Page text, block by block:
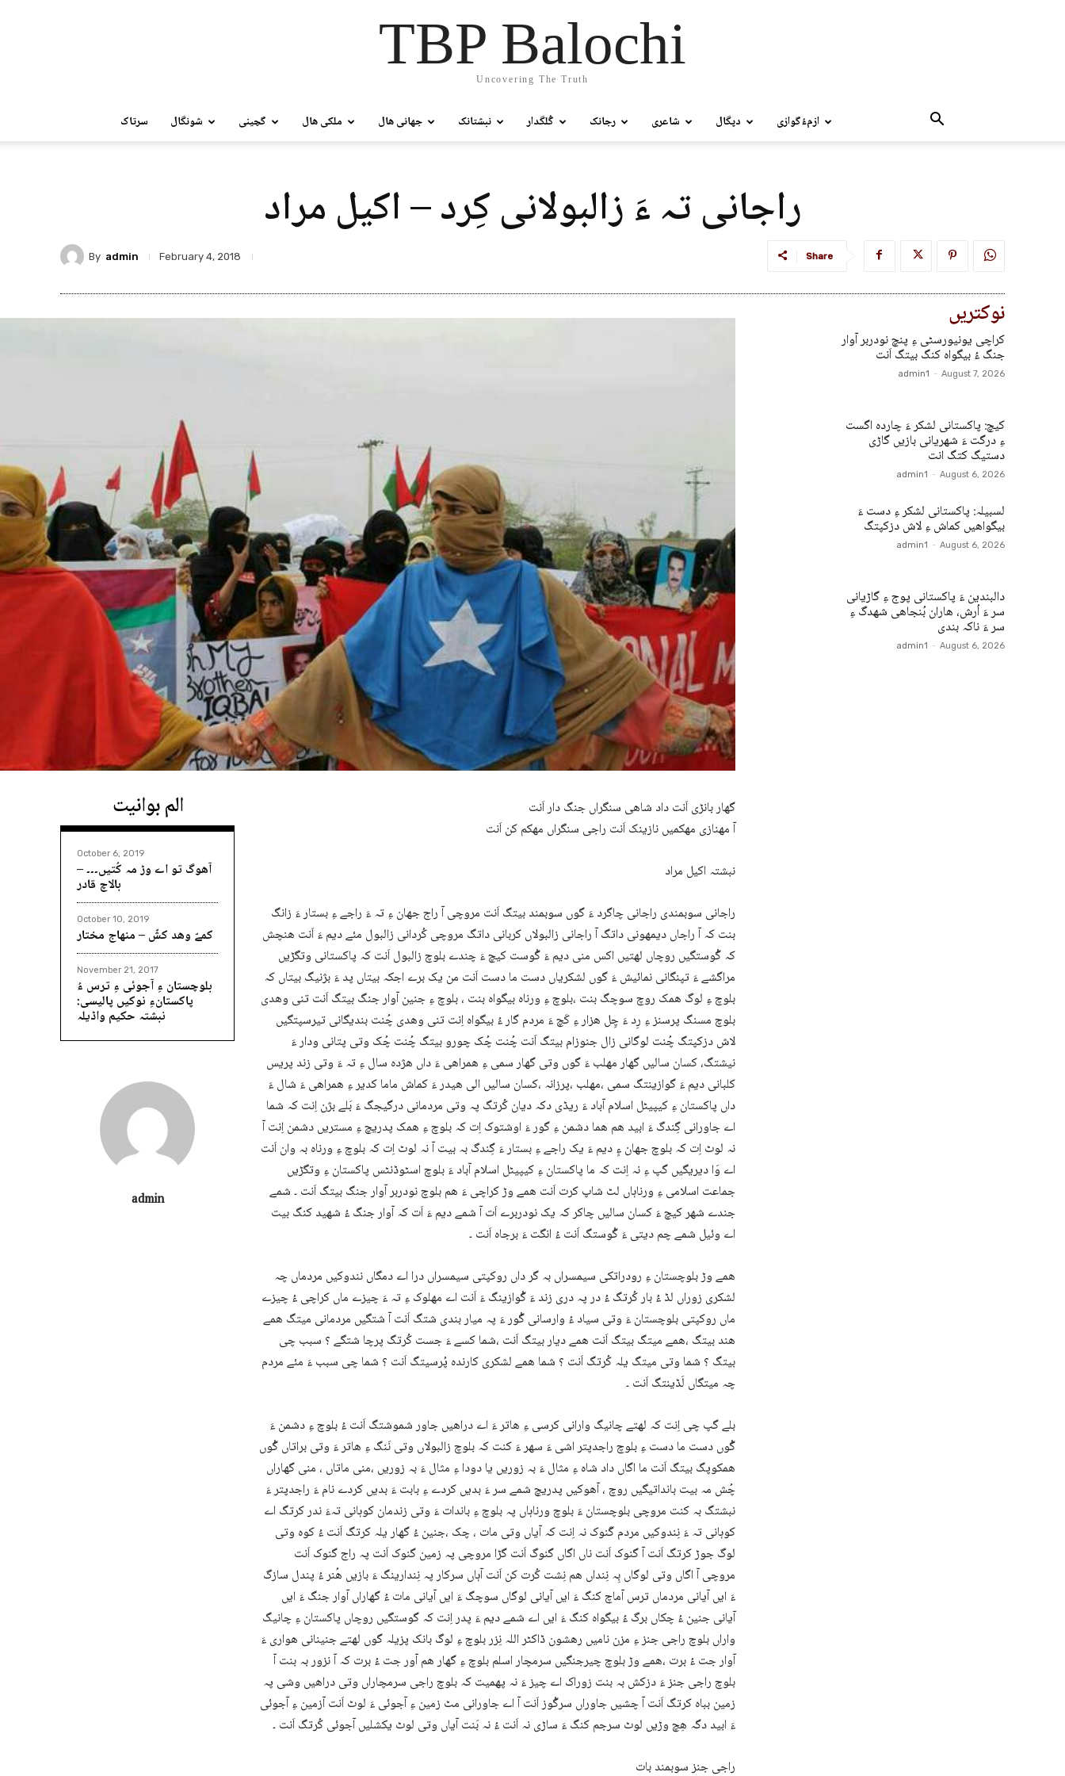
TBP Balochi
Uncovering The Truth
سرتاک شونگال گچینی ملکی ھال جھانی ھال نبشتانک گُلگدار رجانک شاعری دپگال ازمءُگوازی
راجانی تہ ءَ زالبولانی کِرد – اکیل مراد
By admin February 4, 2018 Share
الم بوانیت
October 6, 2019
آھوگ تو اے وڑ مہ کُتیں۔۔۔ –
بالاچ قادر
October 10, 2019
کمےّ وھد کشّ – منھاج مختار
November 21, 2017
بلوچستان ءِ آجوئی ءِ ترس ءُ
پاکستانءِ نوکیں پالیسی:
نبشتہ حکیم واڈیلہ
admin
گھار بانڑی اَنت داد شاھی سنگراں جنگ دار اَنت
آ مھنازی مھکمیں نازینک اَنت راجی سنگراں مھکم کن اَنت
نبشتہ اکیل مراد
راجانی سوبمندی راجانی چاگرد ءَ گوں سوبمند بیتگ اَنت مروچی آ راج جھان ءِ تہ ءَ راجے ءِ بستار ءَ زانگ
بنت کہ آ راجاں دیمھونی داتگ آ راجانی زالبولاں کربانی داتگ مروچی کُردانی زالبول مئے دیم ءَ اَنت ھنچش
کہ گْوستگیں روچاں لھتیں اکس منی دیم ءَ گْوست کیچ ءَ چندے بلوچ زالبول اَنت کہ پاکستانی وتگڑیں
مراگشے ءَ تپنگانی نمائیش ءَ گوں لشکریاں دست ما دست اَنت من یک برے اجکہ بیتاں پد ءَ بژنیگ بیتاں کہ
بلوچ ءِ لوگ ھمک روچ سوچگ بنت ،بلوچ ءِ ورناہ بیگواہ بنت ، بلوچ ءِ جنین آوار جنگ بیتگ اَنت تنی وھدی
بلوچ مسنگ پرسنز ءِ رِد ءَ چِل ھزار ءِ کَچ ءَ مردم گار ءُ بیگواہ اِنت تنی وھدی چُنت بندیگانی تیرسپتگیں
لاش دزکپتگ چُنت لوگانی زال جنوزام بیتگ اَنت چُنت چُک چورو بیتگ چُنت چُک وتی پتانی ودار ءَ
نیشتگ، کسان سالیں گھار مھلب ءَ گوں وتی گھار سمی ءِ ھمراھی ءَ داں ھژدہ سال ءِ تہ ءَ وتی زند پریس
کلبانی دیم ءَ گوازینتگ سمی ،مھلب ،پرزانہ ،کسان سالیں الی ھیدر ءَ کماش ماما کدیر ءِ ھمراھی ءَ شال ءَ
داں پاکستان ءِ کیپیٹل اسلام آباد ءَ ریڈی دکہ دیان کُرتگ پہ وتی مردمانی درگیجگ ءَ بَلے بژن اِنت کہ شما
اے جاورانی گِندگ ءَ ابید ھم ھما دشمن ءِ گور ءَ اوشتوک اِت کہ بلوچ ءِ ھمک پدریچ ءِ مستریں دشمن اِنت آ
نہ لوٹ اِت کہ بلوچ جھان ءِِ دیم ءَ یک راجے ءِ بستار ءَ گِندگ بہ بیت آ نہ لوٹ اِت کہ بلوچ ءِ ورناہ بہ وان اَنت
اے وَا دیریگیں گپ ءِ نہ اِنت کہ ما پاکستان ءِ کیپیٹل اسلام آباد ءَ بلوچ اسٹوڈنٹس پاکستان ءِ وتگڑیں
جماعت اسلامی ءِ ورناہاں لٹ شاپ کرت اَنت ھمے وڑ کراچی ءَ ھم بلوچ نودربر آوار جنگ بیتگ اَنت ۔ شمے
جندے شھر کیچ ءَ کسان سالیں چاکر کہ یک نودربرے اَت آ شمے دیم ءَ اَت کہ آوار جنگ ءُ شھید کنگ بیت
اے وئیل شمے چم دیتی ءَ گْوستگ اَنت ءُ انگت ءَ برجاہ اَنت ۔
ھمے وڑ بلوچستان ءِ رودراتکی سیمسراں بہ گر داں روکپتی سیمسراں درا اے دمگاں نندوکیں مردماں چہ
لشکری زوراں لڈ ءُ بار کُرتگ ءُ در پہ دری زند ءَ گْوازینگ ءَ اَنت اے مھلوک ءِ تہ ءَ چیزے ماں کراچی ءُ چیزے
ماں روکپتی بلوچستان ءَ وتی سیاد ءُ وارسانی گْور ءَ پہ میار بندی شتگ اَنت آ شتگیں مردمانی میتگ ھمے
ھند بیتگ ،ھمے میتگ بیتگ اَنت ھمے دیار بیتگ اَنت ،شما کسے ءَ جست کُرتگ پرچا شتگے ؟ سبب چی
بیتگ ؟ شما وتی میتگ یلہ کُرتگ اَنت ؟ شما ھمے لشکری کارندہ پُرسیتگ اَنت ؟ شما چی سبب ءَ مئے مردم
چہ میتگاں لَڈینتگ اَنت ۔
بلے گپ چی اِنت کہ لھتے چانیگ وارانی کرسی ءِ ھاتر ءَ اے دراھیں جاور شموشتگ اَنت ءُ بلوچ ءِ دشمن ءَ
گْوں دست ما دست ءِ بلوچ راجدپتر اشی ءَ سھر ءَ کنت کہ بلوچ زالبولاں وتی نَنگ ءِ ھاتر ءَ وتی براتاں گْوں
ھمکوپگ بیتگ اَنت ما اگاں داد شاہ ءِ مثال ءَ بہ زوریں یا دودا ءِ مثال ءَ بہ زوریں ،منی ماتاں ، منی گھاراں
چُش مہ بیت بانداتیگیں روچ ، آھوکیں پدریچ شمے سر ءَ بدیں کردے ءِ بابت ءَ بدیں کردے نام ءَ راجدپتر ءَ
نبشتگ بہ کنت مروچی بلوچستان ءَ بلوچ ورناہاں پہ بلوچ ءِ باندات ءَ وتی زندمان کوہانی تہءَ ندر کرتگ اے
کوہانی تہ ءَ نِندوکیں مردم گَنوک نہ اِنت کہ آیاں وتی مات ، چک ،جنین ءُ گھار یلہ کرتگ اَنت ءُ کوہ وتی
لوگ جوڑ کرتگ اَنت آ گنوک اَنت ناں اگاں گنوگ اَنت گڑا مروچی پہ زمین گنوک اَنت پہ راج گنوک اَنت
مروچی آ اگاں وتی لوگاں بِہ نِنداں ھم نِشت کُرت کن اَنت آہاں سرکار پہ نِندارینگ ءَ بازیں ھُنر ءُ پندل سازگ
ءَ ایں آیانی مردماں ترس آماچ کنگ ءَ ایں آیانی لوگاں سوچگ ءَ ایں آیانی مات ءُ گھاراں آوار جنگ ءَ ایں
آیانی جنین ءُ چکاں برگ ءُ بیگواہ کنگ ءَ ایں اے شمے دیم ءَ پدر اِنت کہ گوستگیں روچاں پاکستان ءِ چانیگ
واراں بلوچ راجی جنز ءِ مزن نامیں رھشون ڈاکٹر اللہ نِزر بلوچ ءِ لوگ بانک پزیلہ گوں لھتے جنینانی ھواری ءَ
آوار جت ءُ برت ،ھمے وڑ بلوچ چیرجنگیں سرمچار اسلم بلوچ ءِ گھار ھم آور جت ءُ برت کہ آ نزور بہ بنت آ
بلوچ راجی جنز ءَ دزکش بہ بنت زوراک اے چیز ءَ نہ پھمیت کہ بلوچ راجی سرمچاراں وتی دراھیں وشی پہ
زمین بباہ کرتگ اَنت آ چشیں جاوراں سرگْوز اَنت آ اے جاورانی مٹ زمین ءِ آجوئی ءَ لوٹ اَنت آزمین ءِ آجوئی
ءَ ابید دگہ ھِچ وڑیں لوٹ سرجم کنگ ءَ ساڑی نہ اَنت ءُ نہ بَنت آیاں وتی لوٹ یکشلیں آجوئی کُرتگ اَنت ۔
راجی جنز سوبمند بات
نوکتریں
کراچی یونیورسٹی ءِ پنچ نودربر آوار
جنگ ءُ بیگواہ کنگ بیتگ اَنت
admin1 - August 7, 2026
کیچ: پاکستانی لشکر ءَ چاردہ اگست
ءِ درگت ءَ شھریانی بازیں گاڑی
دستیگ کتگ انت
admin1 - August 6, 2026
لسبیلہ: پاکستانی لشکر ءِ دست ءَ
بیگواھیں کماش ءِ لاش دزکپتگ
admin1 - August 6, 2026
دالبندین ءَ پاکستانی پوج ءِ گاڑیانی
سر ءَ اُرش، ھاران بُنجاھی شھدگ ءِ
سر ءَ ناکہ بندی
admin1 - August 6, 2026